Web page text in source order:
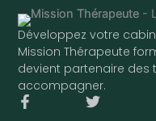
Développez votre
Mission Thérapeute
devient partenaire des
accompagner.
F
T